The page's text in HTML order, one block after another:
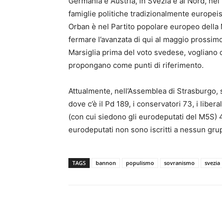
famiglie politiche tradizionalmente
Orban è nel Partito popolare europeo della
fermare l’avanzata di qui al maggio
Marsiglia prima del voto svedese,
propongano come punti di riferimento.
Attualmente, nell’Assemblea di
dove c’è il Pd 189, i conservatori 73, i
(con cui siedono gli eurodeputati del M5S)
eurodeputati non sono iscritti a nessun
TAGS bannon populismo sovranismo svezia